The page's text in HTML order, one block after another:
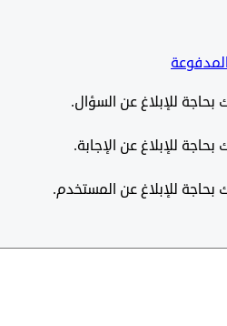
للإبلاغ عن السؤال.
عن الإجابة.
للإبلاغ عن المستخدم.